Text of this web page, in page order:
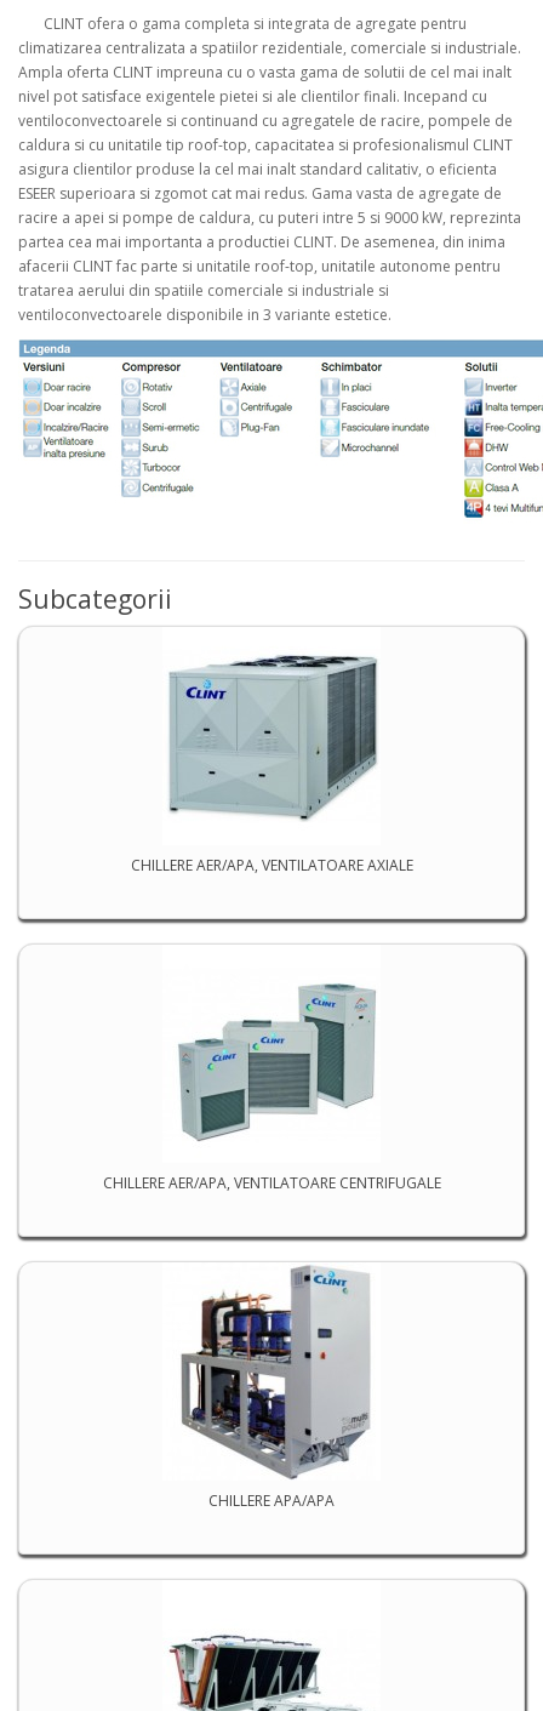
CLINT ofera o gama completa si integrata de agregate pentru
climatizarea centralizata a spatiilor rezidentiale, comerciale si industriale.
Ampla oferta CLINT impreuna cu o vasta gama de solutii de cel mai inalt
nivel pot satisface exigentele pietei si ale clientilor finali. Incepand cu
ventiloconvectoarele si continuand cu agregatele de racire, pompele de
caldura si cu unitatile tip roof-top, capacitatea si profesionalismul CLINT
asigura clientilor produse la cel mai inalt standard calitativ, o eficienta
ESEER superioara si zgomot cat mai redus. Gama vasta de agregate de
racire a apei si pompe de caldura, cu puteri intre 5 si 9000 kW, reprezinta
partea cea mai importanta a productiei CLINT. De asemenea, din inima
afacerii CLINT fac parte si unitatile roof-top, unitatile autonome pentru
tratarea aerului din spatiile comerciale si industriale si
ventiloconvectoarele disponibile in 3 variante estetice.
Subcategorii
CHILLERE AER/APA, VENTILATOARE AXIALE
CHILLERE AER/APA, VENTILATOARE CENTRIFUGALE
CHILLERE APA/APA